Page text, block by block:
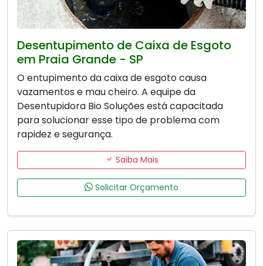
Desentupimento de Caixa de Esgoto
em Praia Grande - SP
O entupimento da caixa de esgoto causa
vazamentos e mau cheiro. A equipe da
Desentupidora Bio Soluções está capacitada
para solucionar esse tipo de problema com
rapidez e segurança.
Saiba Mais
Solicitar Orçamento